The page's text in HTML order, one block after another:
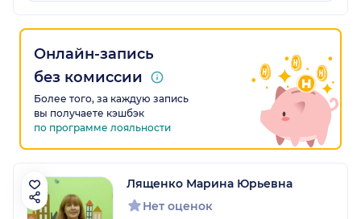
Онлайн-запись
без комиссии
Более того, за каждую запись
вы получаете кэшбэк
по программе лояльности
Лященко Марина Юрьевна
Нет оценок